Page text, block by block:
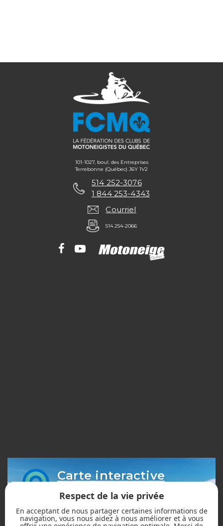
101-1027, boul. des Entreprises
Terrebonne (Québec) J6Y 1V2
514 252-3076
1 844 253-4343
Courriel
514 254-2066
Carte interactive
des sentiers
Respect de la vie privée
En acceptant de nous partager certaines informations de
navigation, vous nous aidez à nous améliorer et à vous